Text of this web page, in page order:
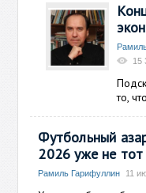
15
то,
Футбольный
2026 уже не тот
Рамиль Гарифуллин 11